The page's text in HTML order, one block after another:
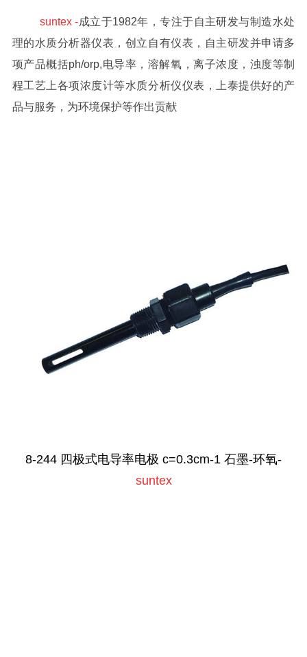
suntex -成立于1982年，专注于自主研发与制造水处
理的水质分析器仪表，创立自有仪表，自主研发并申请多
项产品概括ph/orp,电导率，溶解氧，离子浓度，浊度等制
程工艺上各项浓度计等水质分析仪仪表，上泰提供好的产
品与服务，为环境保护等作出贡献
8-244 四极式电导率电极 c=0.3cm-1 石墨-环氧-
suntex